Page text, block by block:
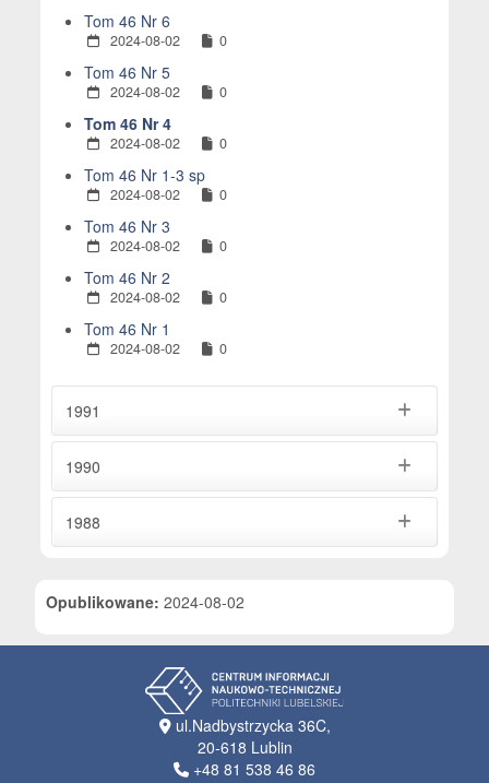
Tom 46 Nr 6
2024-08-02 0
Tom 46 Nr 5
2024-08-02 0
Tom 46 Nr 4
2024-08-02 0
Tom 46 Nr 1-3 sp
2024-08-02 0
Tom 46 Nr 3
2024-08-02 0
Tom 46 Nr 2
2024-08-02 0
Tom 46 Nr 1
2024-08-02 0
1991
1990
1988
Opublikowane:2024-08-02
ul.Nadbystrzycka 36C,
20-618 Lublin
+48 81 538 46 86